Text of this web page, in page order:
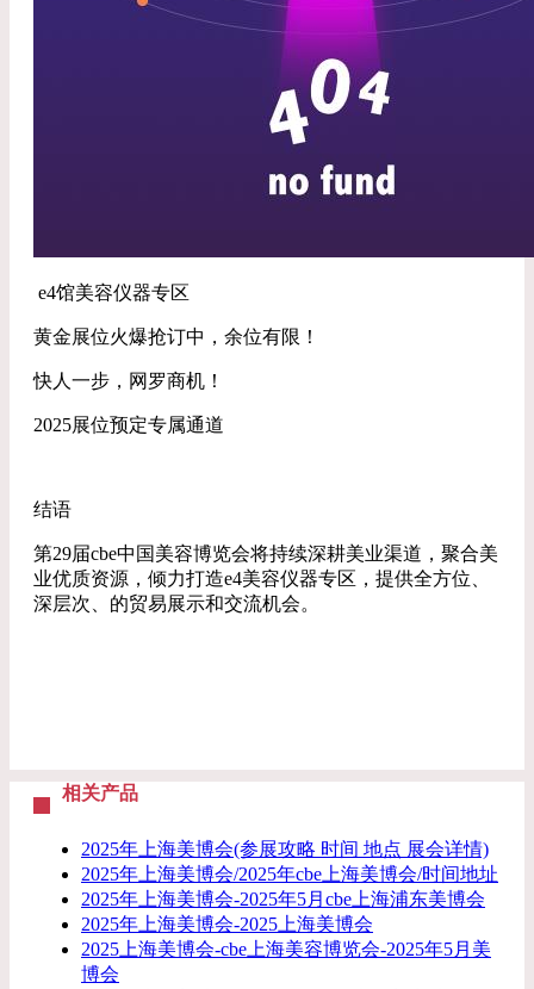
e4馆美容仪器专区
黄金展位火爆抢订中，余位有限！
快人一步，网罗商机！
2025展位预定专属通道
结语
第29届cbe中国美容博览会将持续深耕美业渠道，聚合美
业优质资源，倾力打造e4美容仪器专区，提供全方位、
深层次、的贸易展示和交流机会。
相关产品
2025年上海美博会(参展攻略 时间 地点 展会详情)
2025年上海美博会/2025年cbe上海美博会/时间地址
2025年上海美博会-2025年5月cbe上海浦东美博会
2025年上海美博会-2025上海美博会
2025上海美博会-cbe上海美容博览会-2025年5月美
博会